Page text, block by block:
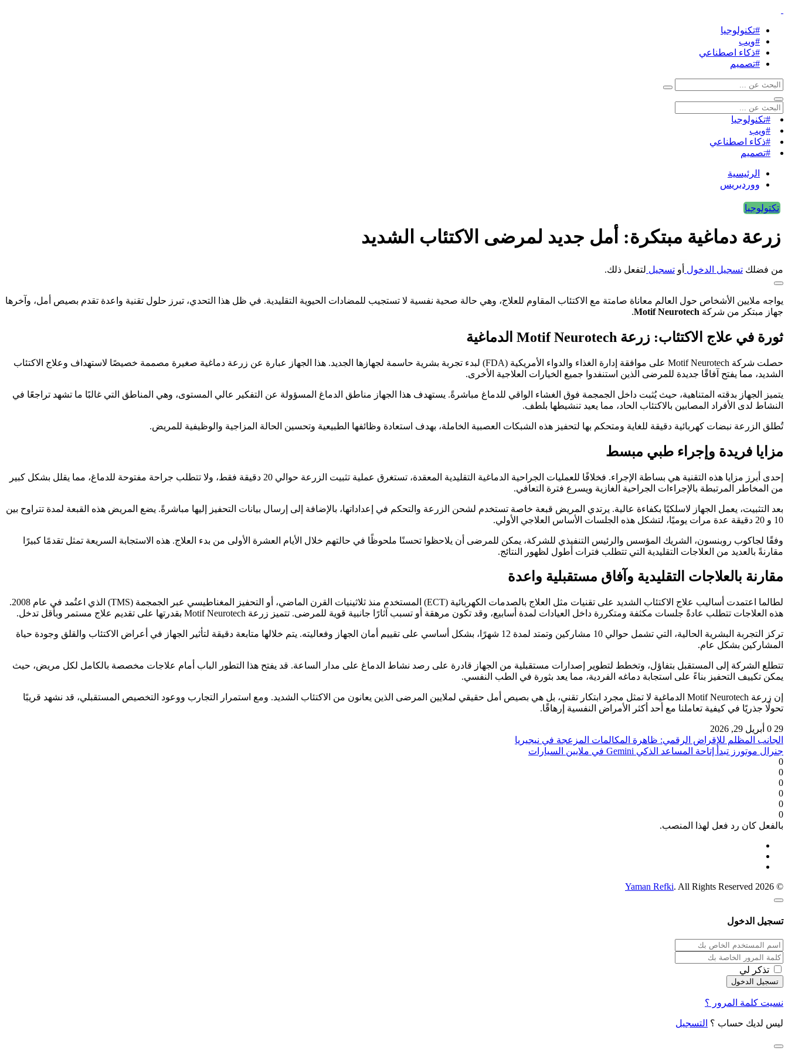
#تكنولوجيا
#ويب
#ذكاء اصطناعي
#تصميم
#تكنولوجيا
#ويب
#ذكاء اصطناعي
#تصميم
الرئيسية
ووردبريس
تكتولوجيا
زرعة دماغية مبتكرة: أمل جديد لمرضى الاكتئاب الشديد
من فضلك تسجيل الدخول أو تسجيل لتفعل ذلك.
يواجه ملايين الأشخاص حول العالم معاناة صامتة مع الاكتئاب المقاوم للعلاج، وهي حالة صحية نفسية لا تستجيب للمضادات الحيوية التقليدية. في ظل هذا التحدي، تبرز حلول تقنية واعدة تقدم بصيص أمل، وآخرها
جهاز مبتكر من شركة Motif Neurotech
.
ثورة في علاج الاكتئاب: زرعة Motif Neurotech الدماغية
حصلت شركة Motif Neurotech على موافقة إدارة الغذاء والدواء الأمريكية (FDA) لبدء تجربة بشرية حاسمة لجهازها الجديد. هذا الجهاز عبارة عن زرعة دماغية صغيرة مصممة خصيصًا لاستهداف وعلاج الاكتئاب
الشديد، مما يفتح آفاقًا جديدة للمرضى الذين استنفدوا جميع الخيارات العلاجية الأخرى.
يتميز الجهاز بدقته المتناهية، حيث يُثبت داخل الجمجمة فوق الغشاء الواقي للدماغ مباشرةً. يستهدف هذا الجهاز مناطق الدماغ المسؤولة عن التفكير عالي المستوى، وهي المناطق التي غالبًا ما تشهد تراجعًا في
النشاط لدى الأفراد المصابين بالاكتئاب الحاد، مما يعيد تنشيطها بلطف.
تُطلق الزرعة نبضات كهربائية دقيقة للغاية ومتحكم بها لتحفيز هذه الشبكات العصبية الخاملة، بهدف استعادة وظائفها الطبيعية وتحسين الحالة المزاجية والوظيفية للمريض.
مزايا فريدة وإجراء طبي مبسط
إحدى أبرز مزايا هذه التقنية هي بساطة الإجراء. فخلافًا للعمليات الجراحية الدماغية التقليدية المعقدة، تستغرق عملية تثبيت الزرعة حوالي 20 دقيقة فقط، ولا تتطلب جراحة مفتوحة للدماغ، مما يقلل بشكل كبير
من المخاطر المرتبطة بالإجراءات الجراحية الغازية ويسرع فترة التعافي.
بعد التثبيت، يعمل الجهاز لاسلكيًا بكفاءة عالية. يرتدي المريض قبعة خاصة تستخدم لشحن الزرعة والتحكم في إعداداتها، بالإضافة إلى إرسال بيانات التحفيز إليها مباشرةً. يضع المريض هذه القبعة لمدة تتراوح بين
10 و 20 دقيقة عدة مرات يوميًا، لتشكل هذه الجلسات الأساس العلاجي الأولي.
وفقًا لجاكوب روبنسون، الشريك المؤسس والرئيس التنفيذي للشركة، يمكن للمرضى أن يلاحظوا تحسنًا ملحوظًا في حالتهم خلال الأيام العشرة الأولى من بدء العلاج. هذه الاستجابة السريعة تمثل تقدمًا كبيرًا
مقارنةً بالعديد من العلاجات التقليدية التي تتطلب فترات أطول لظهور النتائج.
مقارنة بالعلاجات التقليدية وآفاق مستقبلية واعدة
لطالما اعتمدت أساليب علاج الاكتئاب الشديد على تقنيات مثل العلاج بالصدمات الكهربائية (ECT) المستخدم منذ ثلاثينيات القرن الماضي، أو التحفيز المغناطيسي عبر الجمجمة (TMS) الذي اعتُمد في عام 2008.
هذه العلاجات تتطلب عادةً جلسات مكثفة ومتكررة داخل العيادات لمدة أسابيع، وقد تكون مرهقة أو تسبب آثارًا جانبية قوية للمرضى. تتميز زرعة Motif Neurotech بقدرتها على تقديم علاج مستمر وبأقل تدخل.
تركز التجربة البشرية الحالية، التي تشمل حوالي 10 مشاركين وتمتد لمدة 12 شهرًا، بشكل أساسي على تقييم أمان الجهاز وفعاليته. يتم خلالها متابعة دقيقة لتأثير الجهاز في أعراض الاكتئاب والقلق وجودة حياة
المشاركين بشكل عام.
تتطلع الشركة إلى المستقبل بتفاؤل، وتخطط لتطوير إصدارات مستقبلية من الجهاز قادرة على رصد نشاط الدماغ على مدار الساعة. قد يفتح هذا التطور الباب أمام علاجات مخصصة بالكامل لكل مريض، حيث
يمكن تكييف التحفيز بناءً على استجابة دماغه الفردية، مما يعد بثورة في الطب النفسي.
إن زرعة Motif Neurotech الدماغية لا تمثل مجرد ابتكار تقني، بل هي بصيص أمل حقيقي لملايين المرضى الذين يعانون من الاكتئاب الشديد. ومع استمرار التجارب ووعود التخصيص المستقبلي، قد نشهد قريبًا
تحولًا جذريًا في كيفية تعاملنا مع أحد أكثر الأمراض النفسية إرهاقًا.
29
0 أبريل 29, 2026
الجانب المظلم للإقراض الرقمي: ظاهرة المكالمات المزعجة في نيجيريا
جنرال موتورز تبدأ إتاحة المساعد الذكي Gemini في ملايين السيارات
0
0
0
0
0
0
بالفعل كان رد فعل لهذا المنصب.
© 2026
Yaman Refki. All Rights Reserved
تسجيل الدخول
تذكر لي
نسيت كلمة المرور ؟
ليس لديك حساب ؟ التسجيل